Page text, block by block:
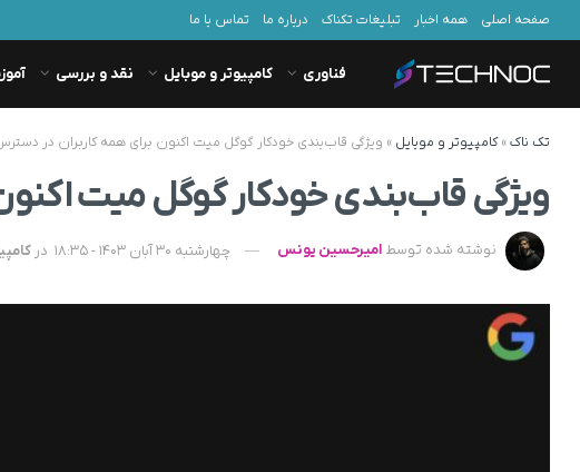
صفحه اصلی همه اخبار تبلیغات تکناک درباره ما تماس با ما
فناوری کامپیوتر و موبایل نقد و بررسی
تک ناک»کامپیوتر و موبایل » ویژگی قاب‌بندی خودکار گوگل میت اکنون برای همه کاربران در
ویژگی قاب‌بندی خودکار گوگل میت
نوشته شده توسط امیرحسین یونس چهارشنبه 30 آبان 1403 - 18:35 در